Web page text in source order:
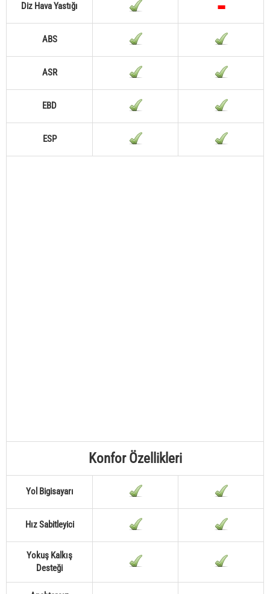
Diz Hava Yastığı
ABS
ASR
EBD
ESP
Konfor Özellikleri
Yol Bigisayarı
Hız Sabitleyici
Yokuş Kalkış
Desteği